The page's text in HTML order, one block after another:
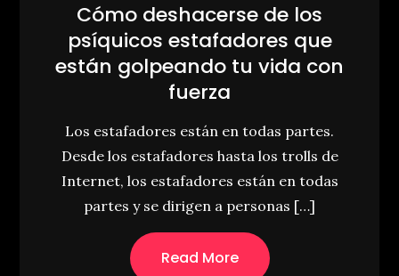
Cómo deshacerse de los
psíquicos estafadores que
están golpeando tu vida con
fuerza
Los estafadores están en todas partes.
Desde los estafadores hasta los trolls de
Internet, los estafadores están en todas
partes y se dirigen a personas […]
Read More